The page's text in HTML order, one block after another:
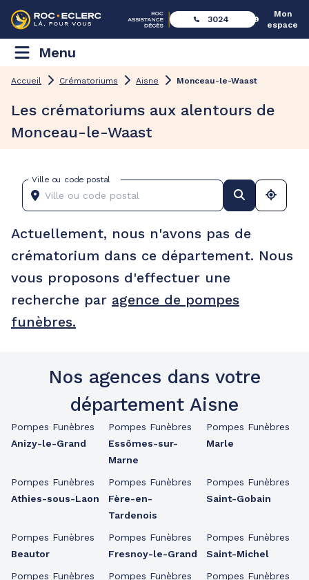
3024
Mon
espace
Menu
Accueil Crématoriums Aisne Monceau-le-Waast
Les crématoriums aux alentours de
Monceau-le-Waast
Ville ou code postal
Actuellement, nous n'avons pas de
crématorium dans ce département. Nous
vous proposons d'effectuer une
recherche par agence de pompes
funèbres.
Nos agences dans votre
département Aisne
Pompes Funèbres
Anizy-le-Grand
Pompes Funèbres
Athies-sous-Laon
Pompes Funèbres
Beautor
Pompes Funèbres
Pompes Funèbres
Essômes-sur-
Marne
Pompes Funèbres
Fère-en-
Tardenois
Pompes Funèbres
Fresnoy-le-Grand
Pompes Funèbres
Pompes Funèbres
Marle
Pompes Funèbres
Saint-Gobain
Pompes Funèbres
Saint-Michel
Pompes Funèbres